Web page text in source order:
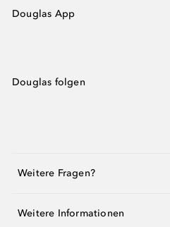
Douglas App
Douglas folgen
Weitere Fragen?
Weitere Informationen